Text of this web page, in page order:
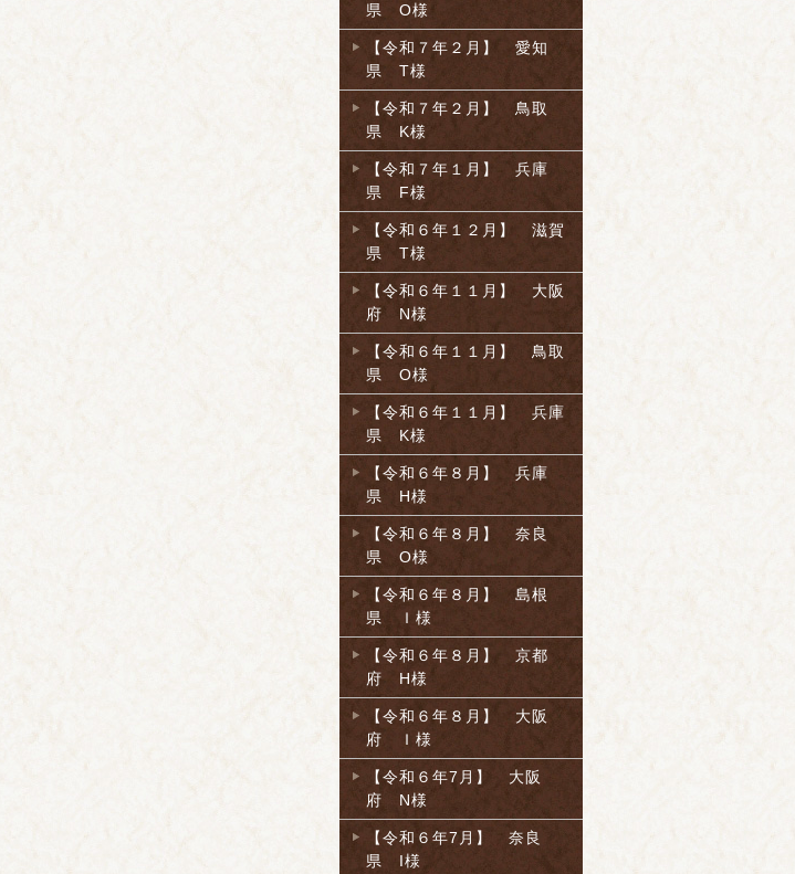
県 O様
【令和７年２月】 愛知
県 T様
【令和７年２月】 鳥取
県 K様
【令和７年１月】 兵庫
県 F様
【令和６年１２月】 滋賀
県 T様
【令和６年１１月】 大阪
府 N様
【令和６年１１月】 鳥取
県 O様
【令和６年１１月】 兵庫
県 K様
【令和６年８月】 兵庫
県 H様
【令和６年８月】 奈良
県 O様
【令和６年８月】 島根
県 Ｉ様
【令和６年８月】 京都
府 H様
【令和６年８月】 大阪
府 Ｉ様
【令和６年7月】 大阪
府 N様
【令和６年7月】 奈良
県 I様